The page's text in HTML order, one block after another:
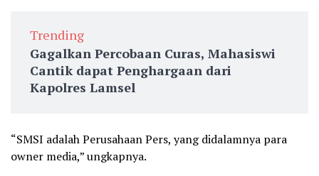
Trending
Gagalkan Percobaan Curas, Mahasiswi
Cantik dapat Penghargaan dari
Kapolres Lamsel
“SMSI adalah Perusahaan Pers, yang didalamnya para
owner media,” ungkapnya.